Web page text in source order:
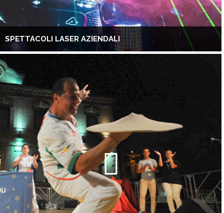
SPETTACOLI LASER AZIENDALI